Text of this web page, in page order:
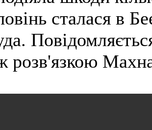
сталася в